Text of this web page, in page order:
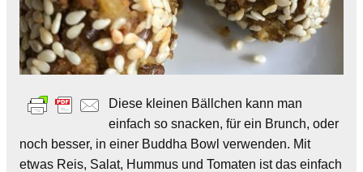
Diese kleinen Bällchen kann man
einfach so snacken, für ein Brunch, oder
noch besser, in einer Buddha Bowl verwenden. Mit
etwas Reis, Salat, Hummus und Tomaten ist das einfach